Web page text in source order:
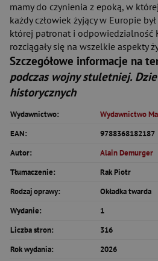
mamy do czynienia z epoką, w
każdy człowiek żyjący w Europie
której patronat i odpowiedzialność
rozciągały się na wszelkie aspekty
Szczegółowe informacje na
podczas wojny stuletniej.
historycznych
Wydawnictwo:
Wydawnictwo
EAN:
9788368182187
Autor:
Alain Demurger
Tłumaczenie:
Rak Piotr
Rodzaj oprawy:
Okładka twarda
Wydanie:
1
Liczba stron:
316
Rok wydania:
2026